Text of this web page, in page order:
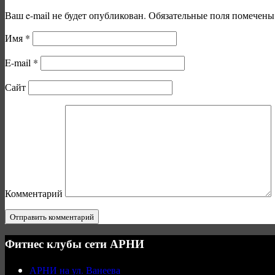
Ваш e-mail не будет опубликован. Обязательные поля
Имя *
E-mail *
Сайт
Комментарий
Фитнес клубы сети АРНИ
АРНИ на ул. Ванеева